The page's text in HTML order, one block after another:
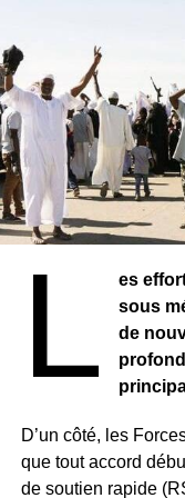
Malgré ces actes, le
aucune inquiétude
président et évoque
L
es
sous
de
D’un côté, les
que tout accord
de soutien rapide